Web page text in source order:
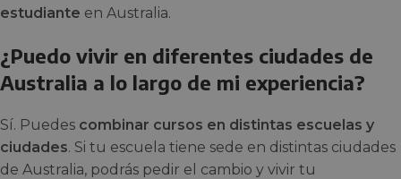
estudiante en Australia.
¿Puedo vivir en diferentes ciudades de
Australia a lo largo de mi experiencia?
Sí. Puedes combinar cursos en distintas escuelas y
ciudades. Si tu escuela tiene sede en distintas ciudades
de Australia, podrás pedir el cambio y vivir tu